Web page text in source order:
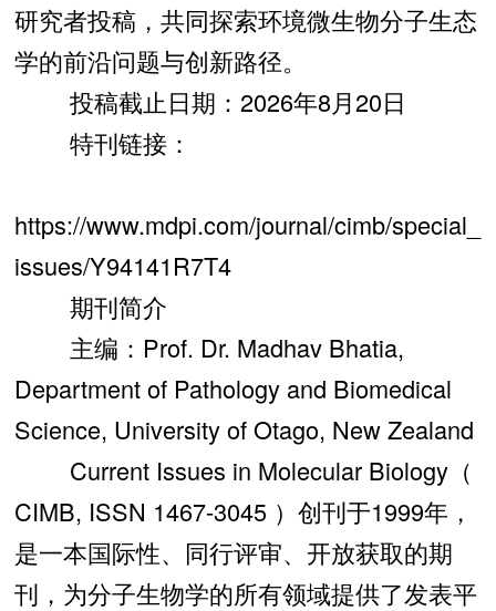
研究者投稿，共同探索环境微生物分子生态
学的前沿问题与创新路径。
投稿截止日期：2026年8月20日
特刊链接：
https://www.mdpi.com/journal/cimb/special_
issues/Y94141R7T4
期刊简介
主编：Prof. Dr. Madhav Bhatia,
Department of Pathology and Biomedical
Science, University of Otago, New Zealand
Current Issues in Molecular Biology（
CIMB, ISSN 1467-3045 ）创刊于1999年，
是一本国际性、同行评审、开放获取的期
刊，为分子生物学的所有领域提供了发表平